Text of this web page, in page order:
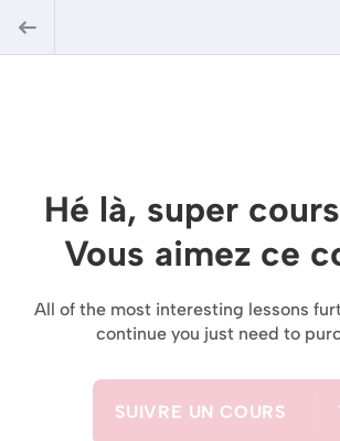
Hé là, super
Vous aimez ce
All of the most interesting lessons
continue you just need to
SUIVRE UN COURS